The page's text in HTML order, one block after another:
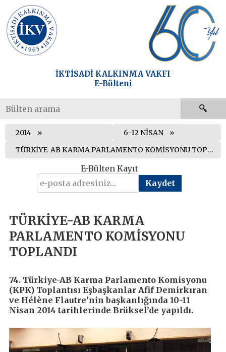
İKTİSADİ KALKINMA VAKFI
E-Bülteni
2014
6-12 NİSAN
TÜRKİYE-AB KARMA PARLAMENTO KOMİSYONU TOPLANDI
E-Bülten Kayıt
TÜRKİYE-AB KARMA
PARLAMENTO KOMİSYONU
TOPLANDI
74. Türkiye-AB Karma Parlamento Komisyonu
(KPK) Toplantısı Eşbaşkanlar Afif Demirkıran
ve Hélène Flautre’nin başkanlığında 10-11
Nisan 2014 tarihlerinde Brüksel’de yapıldı.